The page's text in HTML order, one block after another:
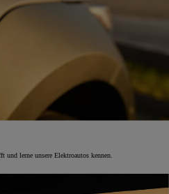
und lerne unsere Elektroautos kennen.